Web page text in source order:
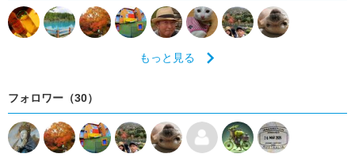
もっと見る
フォロワー（30）